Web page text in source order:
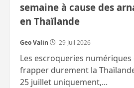
semaine à cause des
en Thaïlande
Geo Valin 29 Juil 2026
Les escroqueries
frapper durement la
25 juillet uniquement,...